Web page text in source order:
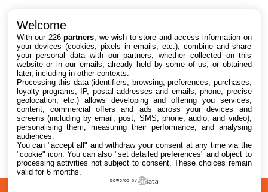
Intéressant ? Partagez !
Welcome
With our 226partners , we wish to store and access information on
your devices (cookies, pixels in emails, etc.), combine and share
your personal data with our partners, whether collected on this
website or in our emails, already held by some of us, or obtained
later, including in other contexts.
Processing this data (identifiers, browsing, preferences, purchases,
loyalty programs, IP, postal addresses and emails, phone, precise
geolocation, etc.) allows developing and offering you services,
content, commercial offers and ads across your devices and
screens (including by email, post, SMS, phone, audio, and video),
personalising them, measuring their performance, and analysing
audiences.
You can "accept all" and withdraw your consent at any time via the
"cookie" icon. You can also "set detailed preferences" and object to
processing activities not subject to consent. These choices remain
valid for 6 months.
powered by